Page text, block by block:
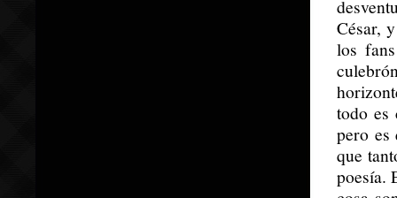
César,
los
todo
pero es
que
poesía.